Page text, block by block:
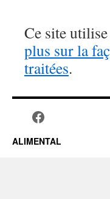
Ce site
plus sur la
traitées.
ALIMENTAL